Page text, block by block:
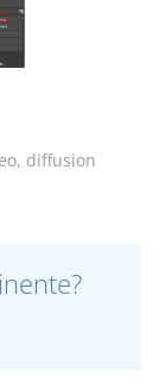
diffusion